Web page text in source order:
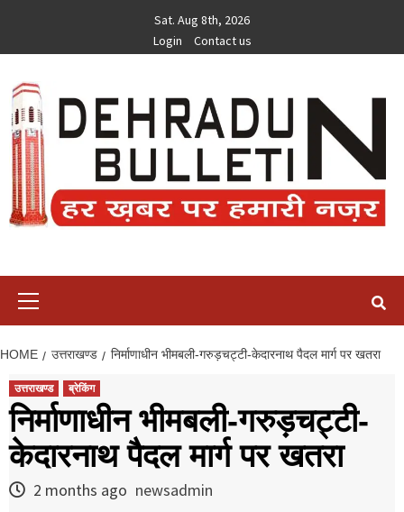
content
Sat. Aug 8th, 2026
Login
Contact us
HOME उत्तराखण्ड निर्माणाधीन भीमबली-गरुड़चट्टी-केदारनाथ पैदल मार्ग पर खतरा
उत्तराखण्ड ब्रेकिंग
निर्माणाधीन भीमबली-गरुड़चट्टी-
केदारनाथ पैदल मार्ग पर खतरा
2 months ago newsadmin